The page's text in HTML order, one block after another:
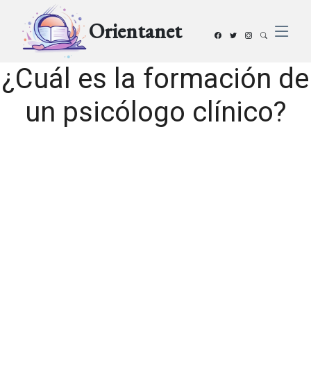
Orientanet
¿Cuál es la formación de
un psicólogo clínico?